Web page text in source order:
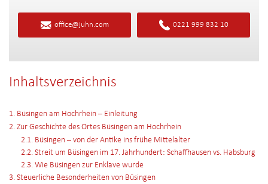
office@juhn.com 0221 999 832 10
Inhaltsverzeichnis
1. Büsingen am Hochrhein – Einleitung
2. Zur Geschichte des Ortes Büsingen am Hochrhein
2.1. Büsingen – von der Antike ins frühe Mittelalter
2.2. Streit um Büsingen im 17. Jahrhundert: Schaffhausen vs. Habsburg
2.3. Wie Büsingen zur Enklave wurde
3. Steuerliche Besonderheiten von Büsingen